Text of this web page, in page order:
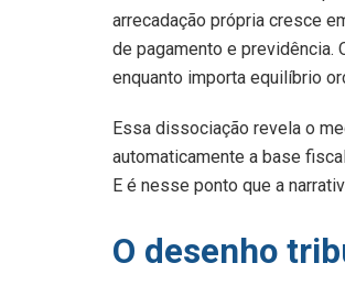
arrecadação própria cresce
de pagamento e previdência.
enquanto importa equilíbrio
Essa dissociação revela o
automaticamente a base
E é nesse ponto que a
O desenho